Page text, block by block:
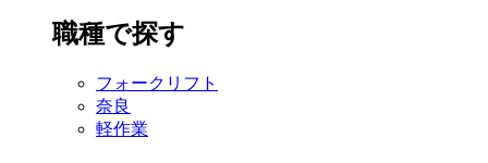
職種で探す
フォークリフト
奈良
軽作業